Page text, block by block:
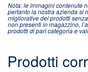
Nota: le immagini contenute
pertanto la nostra azienda si
migliorative dei prodotti
non presenti in magazzino,
prodotti di pari categoria e
Prodotti